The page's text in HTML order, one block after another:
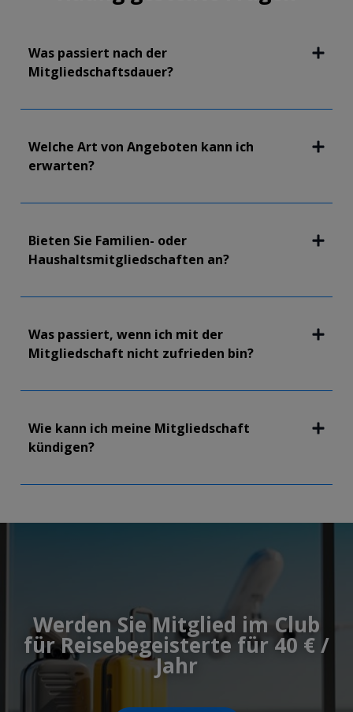
Was passiert nach der
Mitgliedschaftsdauer?
Welche Art von Angeboten kann ich
erwarten?
Bieten Sie Familien- oder
Haushaltsmitgliedschaften an?
Was passiert, wenn ich mit der
Mitgliedschaft nicht zufrieden bin?
Wie kann ich meine Mitgliedschaft
kündigen?
Werden Sie Mitglied im Club
für Reisebegeisterte für 40 € /
Jahr